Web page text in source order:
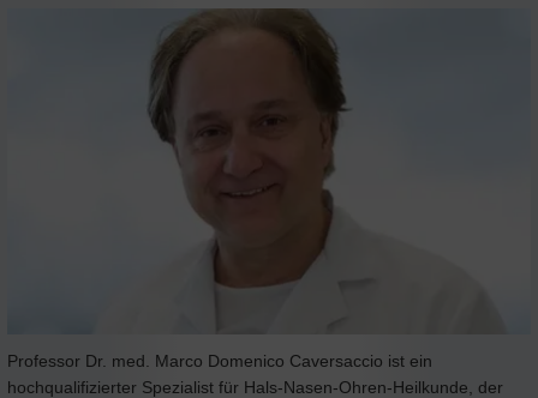
Professor Dr. med. Marco Domenico Caversaccio ist ein
hochqualifizierter Spezialist für Hals-Nasen-Ohren-Heilkunde, der